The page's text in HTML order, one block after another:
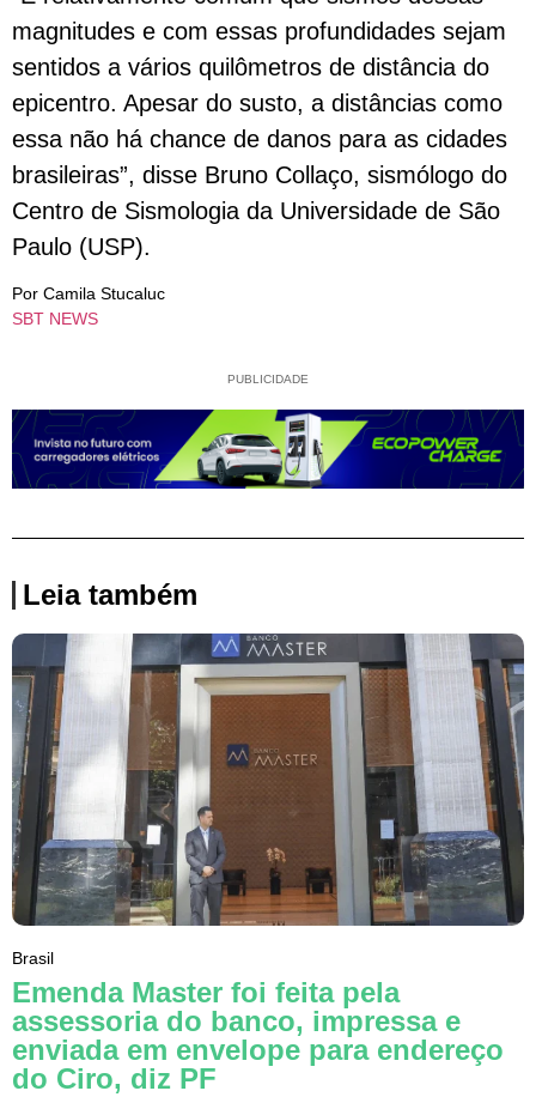
magnitudes e com essas profundidades sejam
sentidos a vários quilômetros de distância do
epicentro. Apesar do susto, a distâncias como
essa não há chance de danos para as cidades
brasileiras”, disse Bruno Collaço, sismólogo do
Centro de Sismologia da Universidade de São
Paulo (USP).
Por Camila Stucaluc
SBT NEWS
PUBLICIDADE
Leia também
Brasil
Emenda Master foi feita pela
assessoria do banco, impressa e
enviada em envelope para endereço
do Ciro, diz PF